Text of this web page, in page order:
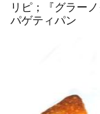
リピ；『グラー
パゲティパン